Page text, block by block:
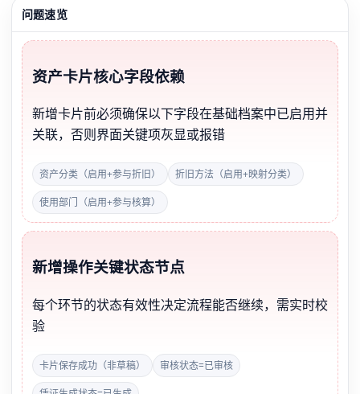
问题速览
资产卡片核心字段依赖
新增卡片前必须确保以下字段在基础档案中已启用并
关联，否则界面关键项灰显或报错
资产分类（启用+参与折旧） 折旧方法（启用+映射分类）
使用部门（启用+参与核算）
新增操作关键状态节点
每个环节的状态有效性决定流程能否继续，需实时校
验
卡片保存成功（非草稿） 审核状态=已审核